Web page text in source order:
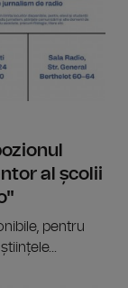
al școlii
pentru